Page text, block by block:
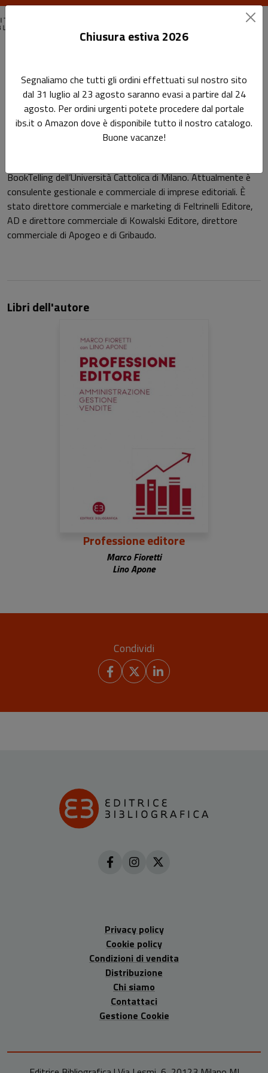
Lino Apone
Pagina di Lino Apone
BookTelling dell’Università Cattolica di Milano. Attualmente è
consulente gestionale e commerciale di imprese editoriali. È
stato direttore commerciale e marketing di Feltrinelli Editore,
AD e direttore commerciale di Kowalski Editore, direttore
commerciale di Apogeo e di Gribaudo.
Libri dell'autore
Professione editore
Marco Fioretti
Lino Apone
Condividi
Privacy policy
Cookie policy
Condizioni di vendita
Distribuzione
Chi siamo
Contattaci
Gestione Cookie
Chiusura estiva 2026
Segnaliamo che tutti gli ordini effettuati sul nostro sito
dal 31 luglio al 23 agosto saranno evasi a partire dal 24
agosto. Per ordini urgenti potete procedere dal portale
ibs.it o Amazon dove è disponibile tutto il nostro catalogo.
Buone vacanze!